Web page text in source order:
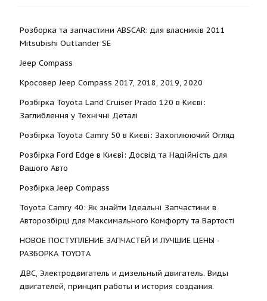
Розборка та запчастини ABSCAR: для власників 2011
Mitsubishi Outlander SE
Jeep Compass
Кросовер Jeep Compass 2017, 2018, 2019, 2020
Розбірка Toyota Land Cruiser Prado 120 в Києві:
Заглиблення у Технічні Деталі
Розбірка Toyota Camry 50 в Києві: Захоплюючий Огляд
Розбірка Ford Edge в Києві: Досвід та Надійність для
Вашого Авто
Розбірка Jeep Compass
Toyota Camry 40: Як знайти Ідеальні Запчастини в
Авторозбірці для Максимального Комфорту та Вартості
НОВОЕ ПОСТУПЛЕНИЕ ЗАПЧАСТЕЙ И ЛУЧШИЕ ЦЕНЫ -
РАЗБОРКА TOYOTА
ДВС, Электродвигатель и дизельный двигатель. Виды
двигателей, принцип работы и история создания.